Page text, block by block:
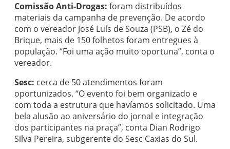
Comissão Anti-Drogas: foram distribuídos
materiais da campanha de prevenção. De acordo
com o vereador José Luís de Souza (PSB), o Zé do
Brique, mais de 150 folhetos foram entregues à
população. “Foi uma ação muito oportuna”, conta o
vereador.
Sesc: cerca de 50 atendimentos foram
oportunizados. “O evento foi bem organizado e
com toda a estrutura que havíamos solicitado. Uma
bela alusão ao aniversário do jornal e integração
dos participantes na praça”, conta Dian Rodrigo
Silva Pereira, subgerente do Sesc Caxias do Sul.